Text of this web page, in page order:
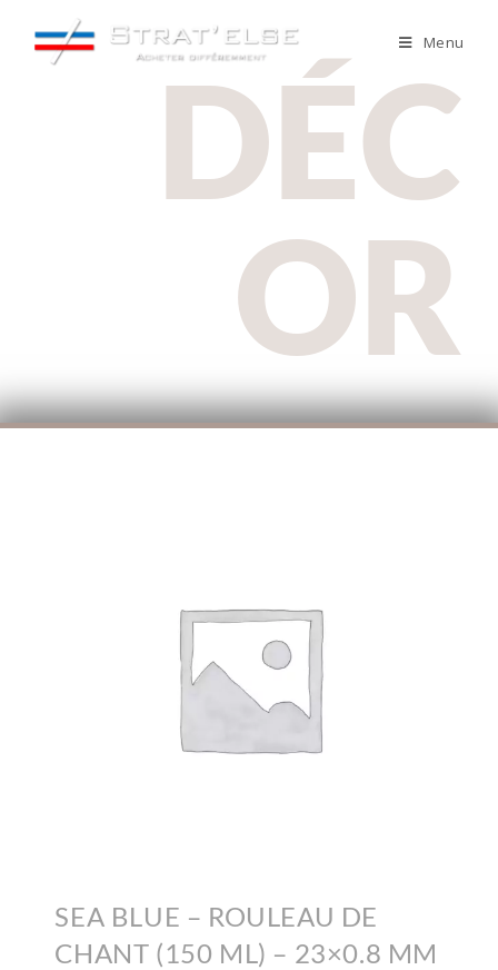
Menu
DÉC
OR
SEA BLUE – ROULEAU DE
CHANT (150 ML) – 23×0.8 MM